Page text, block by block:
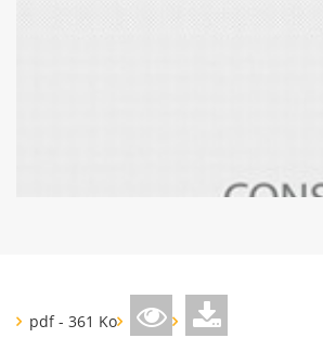
pdf - 361 Ko